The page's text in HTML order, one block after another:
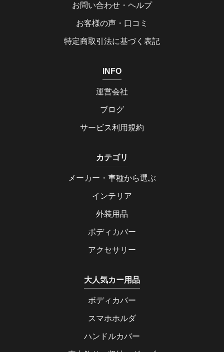
お問い合わせ・ヘルプ
お客様の声・口コミ
特定商取引法に基づく表記
INFO
運営会社
ブログ
サービス利用規約
カテゴリ
メーカー・車種から選ぶ
インテリア
外装用品
ボディカバー
アクセサリー
大人気カー用品
ボディカバー
スマホホルダ
ハンドルカバー